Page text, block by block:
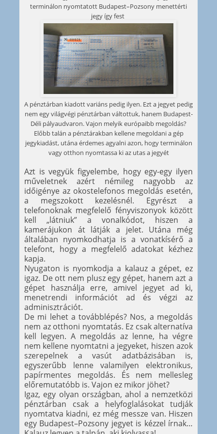
terminálon nyomtatott Budapest–Pozsony menettérti
jegy így fest
A pénztárban kiadott variáns pedig ilyen. Ezt a jegyet pedig
nem egy világvégi pénztárban váltottuk, hanem Budapest-
Déli pályaudvaron. Vajon melyik európaibb megoldás?
Előbb talán a pénztárakban kellene megoldani a gép
jegykiadást, utána érdemes agyalni azon, hogy terminálon
vagy otthon nyomtassa ki az utas a jegyét
Azt is vegyük figyelembe, hogy egy-egy ilyen
műveletnek azért némileg nagyobb az
időigénye az okostelefonos megoldás esetén,
a megszokott kezelésnél. Egyrészt a
telefonoknak megfelelő fényviszonyok között
kell „látniuk” a vonalkódot, hiszen a
kamerájukon át látják a jelet. Utána még
általában nyomkodhatja is a vonatkísérő a
telefont, hogy a megfelelő adatokat kézhez
kapja.
Nyugaton is nyomkodja a kalauz a gépet, ez
igaz. De ott nem plusz egy gépet, hanem azt a
gépet használja erre, amivel jegyet ad ki,
menetrendi információt ad és végzi az
adminisztrációt.
De mi lehet a továbblépés? Nos, a megoldás
nem az otthoni nyomtatás. Ez csak alternatíva
kell legyen. A megoldás az lenne, ha végre
nem kellene nyomtatni a jegyeket, hiszen azok
szerepelnek a vasút adatbázisában is,
egyszerűbb lenne valamilyen elektronikus,
papírmentes megoldás. És nem mellesleg
előremutatóbb is. Vajon ez mikor jöhet?
Igaz, egy olyan országban, ahol a nemzetközi
pénztárban csak a helyfoglalásokat tudják
nyomtatva kiadni, ez még messze van. Hiszen
egy Budapest–Pozsony jegyet is kézzel írnak…